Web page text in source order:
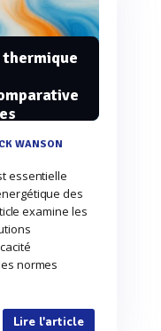
thermique
WANSON
essentielle
des
examine les
normes
Lire l'article